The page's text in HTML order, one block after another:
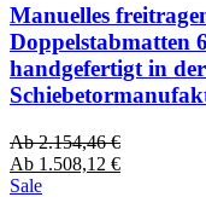
Manuelles
Doppelstabmatten
handgefertigt in
Ab2.154,46€
Ab 1.508,12 €
Sale